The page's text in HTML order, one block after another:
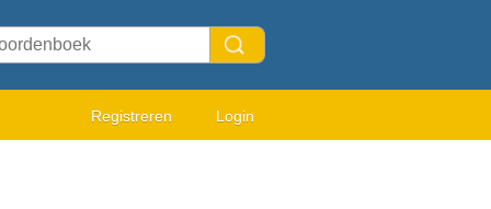
Registreren Login